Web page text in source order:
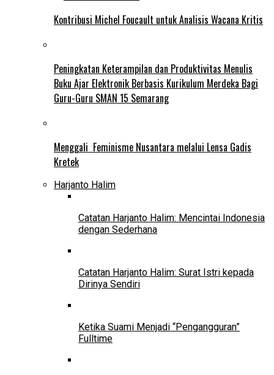
Kontribusi Michel Foucault untuk Analisis Wacana Kritis
Peningkatan Keterampilan dan Produktivitas Menulis
Buku Ajar Elektronik Berbasis Kurikulum Merdeka Bagi
Guru-Guru SMAN 15 Semarang
Menggali Feminisme Nusantara melalui Lensa Gadis
Kretek
Harjanto Halim
Catatan Harjanto Halim: Mencintai Indonesia
dengan Sederhana
Catatan Harjanto Halim: Surat Istri kepada
Dirinya Sendiri
Ketika Suami Menjadi “Pengangguran”
Fulltime